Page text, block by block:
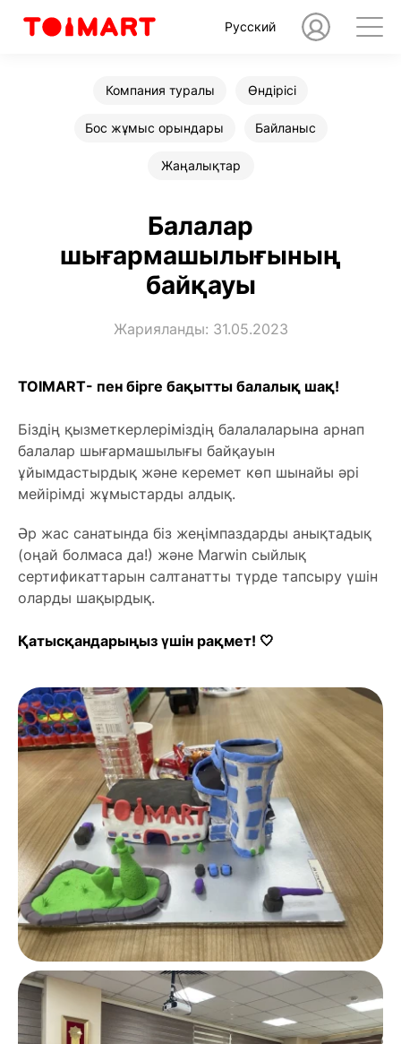
Русский
Компания туралы Өндірісі
Бос жұмыс орындары Байланыс
Жаңалықтар
Балалар
шығармашылығының
байқауы
Жарияланды: 31.05.2023
TOIMART- пен бірге бақытты балалық шақ!
Біздің қызметкерлеріміздің балалаларына арнап
балалар шығармашылығы байқауын
ұйымдастырдық және керемет көп шынайы әрі
мейірімді жұмыстарды алдық.
Әр жас санатында біз жеңімпаздарды анықтадық
(оңай болмаса да!) және Marwin сыйлық
сертификаттарын салтанатты түрде тапсыру үшін
оларды шақырдық.
Қатысқандарыңыз үшін рақмет! 🤍